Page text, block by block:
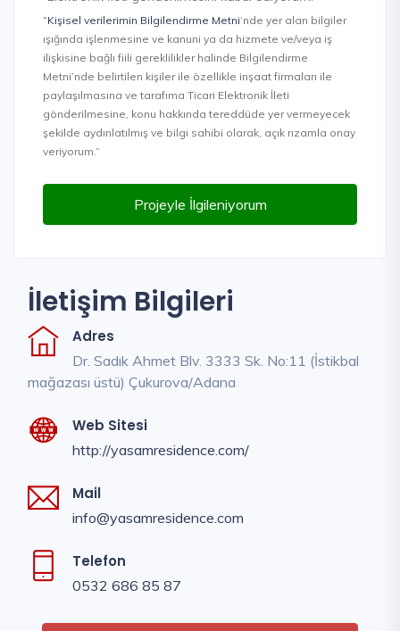
“Kişisel verilerimin Bilgilendirme Metni’nde yer alan bilgiler
ışığında işlenmesine ve kanuni ya da hizmete ve/veya iş
ilişkisine bağlı fiili gereklilikler halinde Bilgilendirme
Metni’nde belirtilen kişiler ile özellikle inşaat firmaları ile
paylaşılmasına ve tarafıma Ticari Elektronik İleti
gönderilmesine, konu hakkında tereddüde yer vermeyecek
şekilde aydınlatılmış ve bilgi sahibi olarak, açık rızamla onay
veriyorum.”
Projeyle İlgileniyorum
İletişim Bilgileri
Adres
Dr. Sadık Ahmet Blv. 3333 Sk. No:11 (İstikbal
mağazası üstü) Çukurova/Adana
Web Sitesi
http://yasamresidence.com/
Mail
info@yasamresidence.com
Telefon
0532 686 85 87